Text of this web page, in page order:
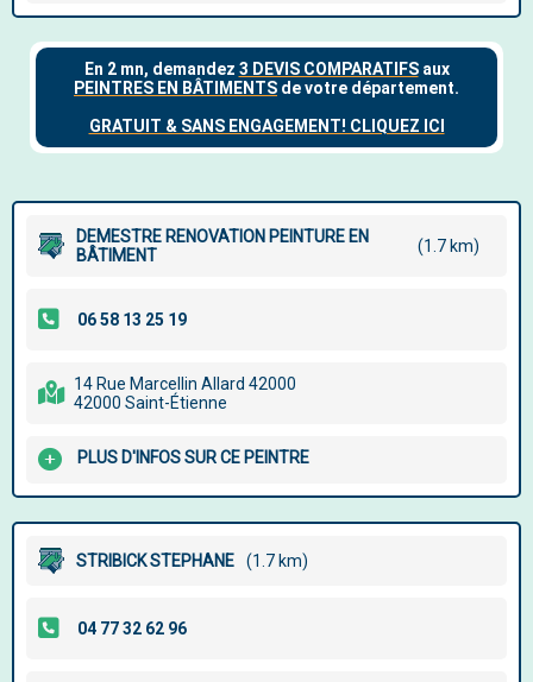
DEMESTRE RENOVATION PEINTURE EN
BÂTIMENT
(1.7 km)
14 Rue Marcellin Allard 42000
42000 Saint-Étienne
PLUS D'INFOS SUR CE PEINTRE
STRIBICK STEPHANE (1.7 km)